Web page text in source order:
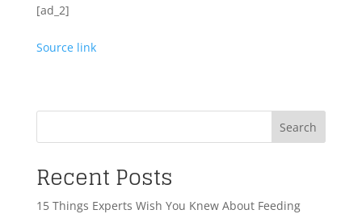
[ad_2]
Source link
Search
Recent Posts
15 Things Experts Wish You Knew About Feeding